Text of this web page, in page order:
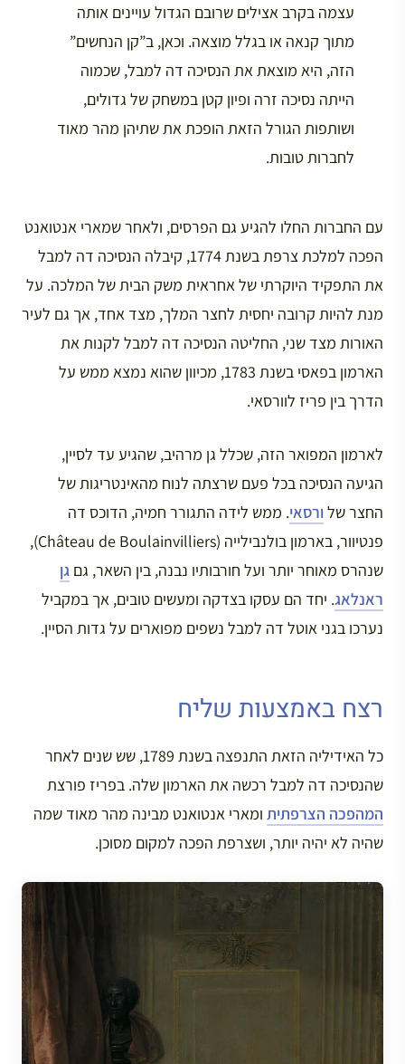
עצמה בקרב אצילים שרובם הגדול עויינים אותה
מתוך קנאה או בגלל מוצאה. וכאן, ב”קן הנחשים”
הזה, היא מוצאת את הנסיכה דה למבל, שכמוה
הייתה נסיכה זרה ופיון קטן במשחק של גדולים,
ושותפות הגורל הזאת הופכת את שתיהן מהר מאוד
לחברות טובות.
עם החברות החלו להגיע גם הפרסים, ולאחר שמארי אנטואנט
הפכה למלכת צרפת בשנת 1774, קיבלה הנסיכה דה למבל
את התפקיד היוקרתי של אחראית משק הבית של המלכה. על
מנת להיות קרובה יחסית לחצר המלך, מצד אחד, אך גם לעיר
האורות מצד שני, החליטה הנסיכה דה למבל לקנות את
הארמון בפאסי בשנת 1783, מכיוון שהוא נמצא ממש על
הדרך בין פריז לוורסאי.
לארמון המפואר הזה, שכלל גן מרהיב, שהגיע עד לסיין,
הגיעה הנסיכה בכל פעם שרצתה לנוח מהאינטריגות של
החצר שלורסאי. ממש לידה התגורר חמיה, הדוכס דה
פנטיוור, בארמון בולנבילייה (Château de Boulainvilliers),
שנהרס מאוחר יותר ועל חורבותיו נבנה, בין השאר, גם גן
ראנלאג. יחד הם עסקו בצדקה ומעשים טובים, אך במקביל
נערכו בגני אוטל דה למבל נשפים מפוארים על גדות הסיין.
רצח באמצעות שליח
כל האידיליה הזאת התנפצה בשנת 1789, שש שנים לאחר
שהנסיכה דה למבל רכשה את הארמון שלה. בפריז פורצת
המהפכה הצרפתית ומארי אנטואנט מבינה מהר מאוד שמה
שהיה לא יהיה יותר, ושצרפת הפכה למקום מסוכן.